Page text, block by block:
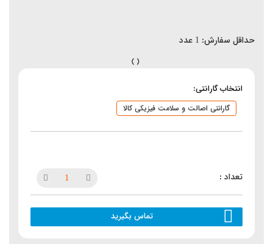
حداقل سفارش: 1 عدد
انتخاب گارانتی:
گارانتی اصالت و سلامت فیزیکی کالا
تماس بگیرید